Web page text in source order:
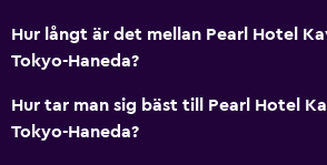
Hur långt är det mellan Pearl Hotel
Tokyo-Haneda?
Hur tar man sig bäst till Pearl Hotel
Tokyo-Haneda?